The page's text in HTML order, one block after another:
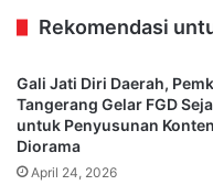
Rekomendasi
Gali Jati Diri Daerah,
Tangerang Gelar FGD
untuk Penyusunan Konten
Diorama
April 24, 2026